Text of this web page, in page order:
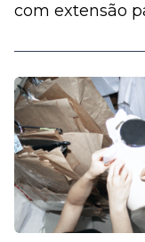
com extensão